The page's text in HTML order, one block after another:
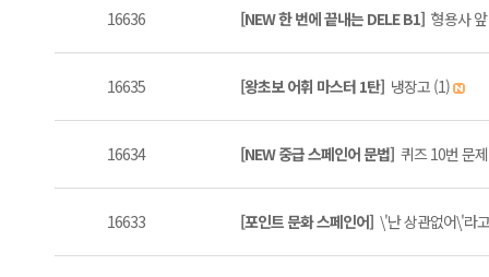
16636 [NEW 한 번에 끝내는 DELE B1] 형용사
16635 [왕초보 어휘 마스터 1탄] 냉장고 (1)
16634 [NEW 중급 스페인어 문법] 퀴즈 10번 문
16633 [포인트 문화 스페인어] \'난 상관없어\'라